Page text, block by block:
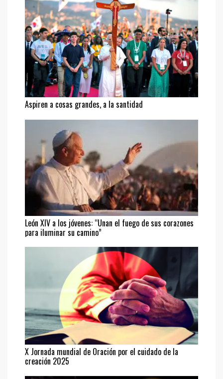
Aspiren a cosas grandes, a la santidad
León XIV a los jóvenes: “Unan el fuego de sus corazones
para iluminar su camino”
X Jornada mundial de Oración por el cuidado de la
creación 2025